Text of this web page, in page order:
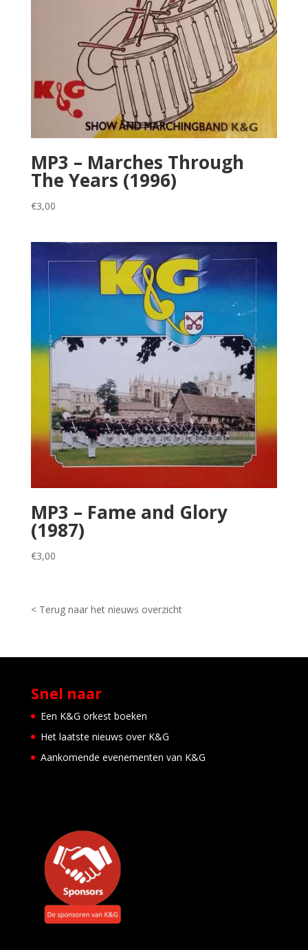
MP3 – Marches Through
The Years (1996)
€3,00
MP3 – Fame and Glory
(1987)
€3,00
< Terug naar het nieuws overzicht
Snel naar
Een K&G orkest boeken
Het laatste nieuws over K&G
Aankomende evenementen van K&G